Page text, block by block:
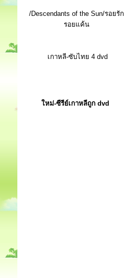
/Descendants of the Sun/รอยรัก
รอยแค้น
เกาหลี-ซับไทย 4 dvd
ใหม่-ซีรีย์เกาหลีถูก dvd